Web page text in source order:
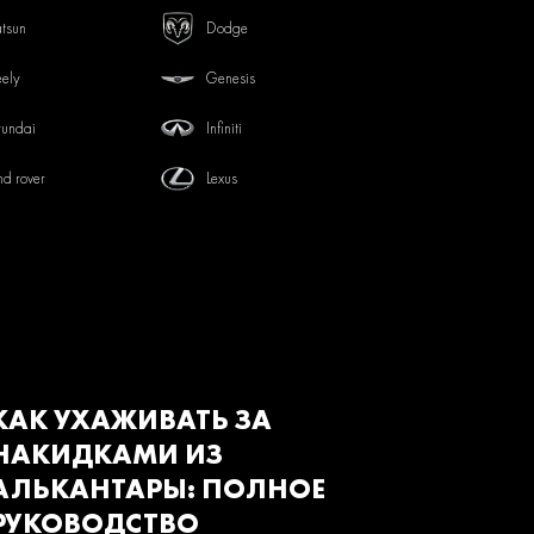
Dodge
Genesis
Infiniti
rover Lexus
УХАЖИВАТЬ ЗА
ИЗ
ПОЛНОЕ